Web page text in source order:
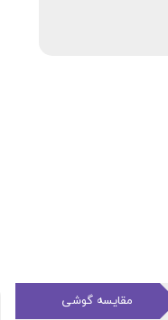
مقایسه گوشی